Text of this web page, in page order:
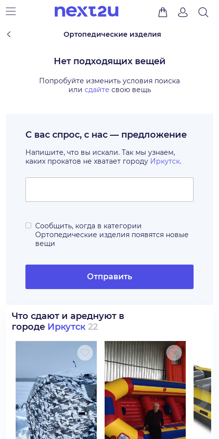
Ортопедические изделия
Нет подходящих вещей
Попробуйте изменить условия поиска
или сдайте свою вещь
С вас спрос, с нас — предложение
Напишите, что вы искали. Так мы узнаем,
каких прокатов не хватает городу Иркутск.
Сообщить, когда в категории
Ортопедические изделия появятся новые
вещи
Отправить
Что сдают и ареднуют в
городе Иркутск 22